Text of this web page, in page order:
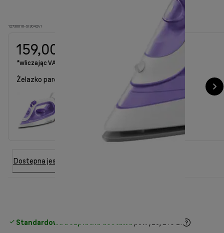
12730010-SI3042VI
159,00 zł
*wliczając VAT
Żelazko parowe TexStyle 3 SI3042VI
Dostępna jest 6 inna opcja
Standardowa bezpłatna dostawa powyżej 210 zł